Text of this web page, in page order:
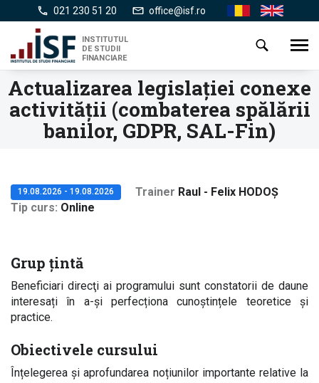
la
conţinutul
principal
021 230 51 20 office@isf.ro En
INSTITUTUL
DE STUDII
FINANCIARE
Actualizarea legislaţiei conexe
activităţii (combaterea spălării
banilor, GDPR, SAL-Fin)
19.08.2026 - 19.08.2026 Trainer Raul - Felix HODOȘ
Tip curs Online
Grup țintă
Beneficiari direcţi ai programului sunt constatorii de daune
interesați în a-și perfecționa cunoștințele teoretice și
practice.
Obiectivele cursului
Înțelegerea și aprofundarea noțiunilor importante relative la